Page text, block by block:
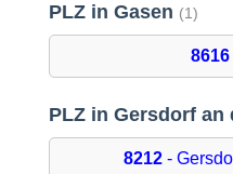
PLZ in Gasen (1)
8616
PLZ in Gersdorf an
8212 -